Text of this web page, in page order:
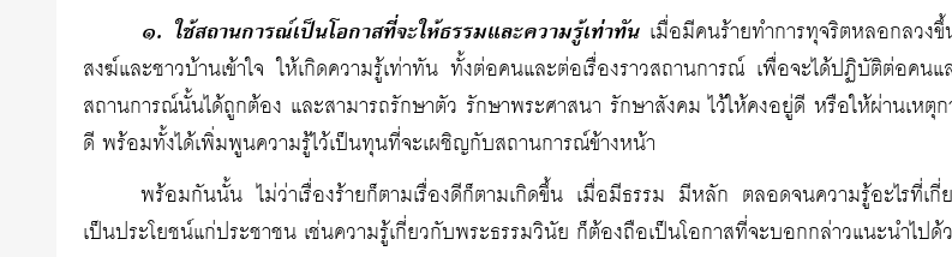
๑. ใช้สถานการณ์เป็นโอกาสที่จะให้ธรรมและความรู้เท่าทันเมื่อมีคนร้ายทำการทุจริตหลอกลวง
สงฆ์และชาวบ้านเข้าใจ ให้เกิดความรู้เท่าทัน ทั้งต่อคนและต่อเรื่องราวสถานการณ์ เพื่อจะได้ปฏิบัติต่อคนแ
สถานการณ์นั้นได้ถูกต้อง และสามารถรักษาตัว รักษาพระศาสนา รักษาสังคม ไว้ให้คงอยู่ดี หรือให้ผ่านเหตุ
ดี พร้อมทั้งได้เพิ่มพูนความรู้ไว้เป็นทุนที่จะเผชิญกับสถานการณ์ข้างหน้า
พร้อมกันนั้น ไม่ว่าเรื่องร้ายก็ตามเรื่องดีก็ตามเกิดขึ้น เมื่อมีธรรม มีหลัก ตลอดจนความรู้อะไรที่เ
เป็นประโยชน์แก่ประชาชน เช่นความรู้เกี่ยวกับพระธรรมวินัย ก็ต้องถือเป็นโอกาสที่จะบอกกล่าวแนะนำไปด้